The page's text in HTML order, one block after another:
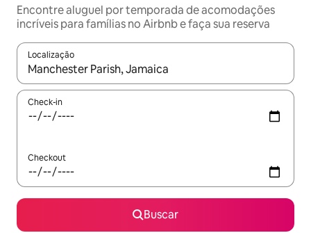
Encontre aluguel por temporada de acomodações
incríveis para famílias no Airbnb e faça sua reserva
Localização
Quando os resultados estiverem disponíveis, explore-os
Check-in
Checkout
Buscar